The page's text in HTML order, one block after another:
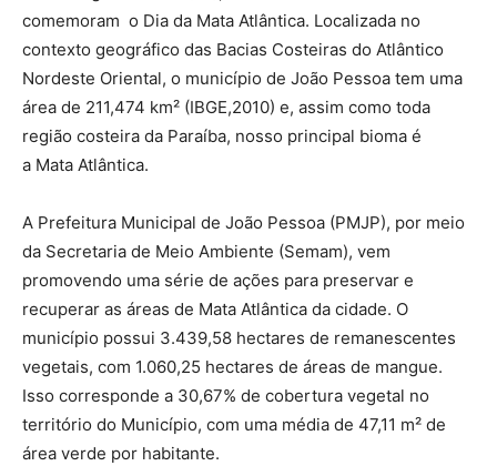
comemoram o Dia da Mata Atlântica. Localizada no
contexto geográfico das Bacias Costeiras do Atlântico
Nordeste Oriental, o município de João Pessoa tem uma
área de 211,474 km² (IBGE,2010) e, assim como toda
região costeira da Paraíba, nosso principal bioma é
a Mata Atlântica.
A Prefeitura Municipal de João Pessoa (PMJP), por meio
da Secretaria de Meio Ambiente (Semam), vem
promovendo uma série de ações para preservar e
recuperar as áreas de Mata Atlântica da cidade. O
município possui 3.439,58 hectares de remanescentes
vegetais, com 1.060,25 hectares de áreas de mangue.
Isso corresponde a 30,67% de cobertura vegetal no
território do Município, com uma média de 47,11 m² de
área verde por habitante.